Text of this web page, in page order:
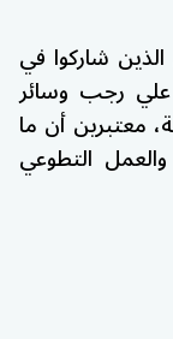
شاركوا في
علي رجب وسائر
معتبرين أن ما
التطوعي